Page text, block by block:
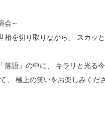
会～
相を切り取りながら、 スカッ
落語」の中に、 キラリと光る今
、 極上の笑いをお楽しみくださ